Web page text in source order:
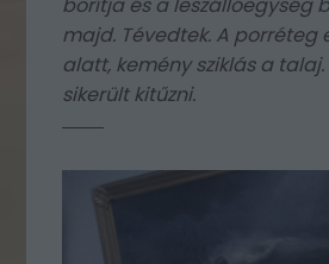
majd. Tévedtek. A porréteg
alatt, kemény sziklás a
sikerült kitűzni.